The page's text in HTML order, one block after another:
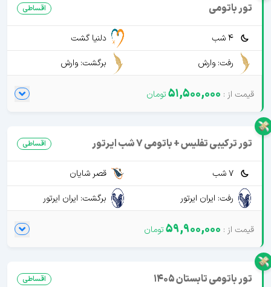
تور باتومی اقساطی
4 شب
دلنیا گشت
رفت: وارش
برگشت: وارش
51,500,000
تور ترکیبی تفلیس + باتومی 7 شب ایرتور اقساطی
7 شب
قصر شایان
رفت: ایران ایرتور
برگشت: ایران ایرتور
59,900,000
تور باتومی تابستان 1405 اقساطی